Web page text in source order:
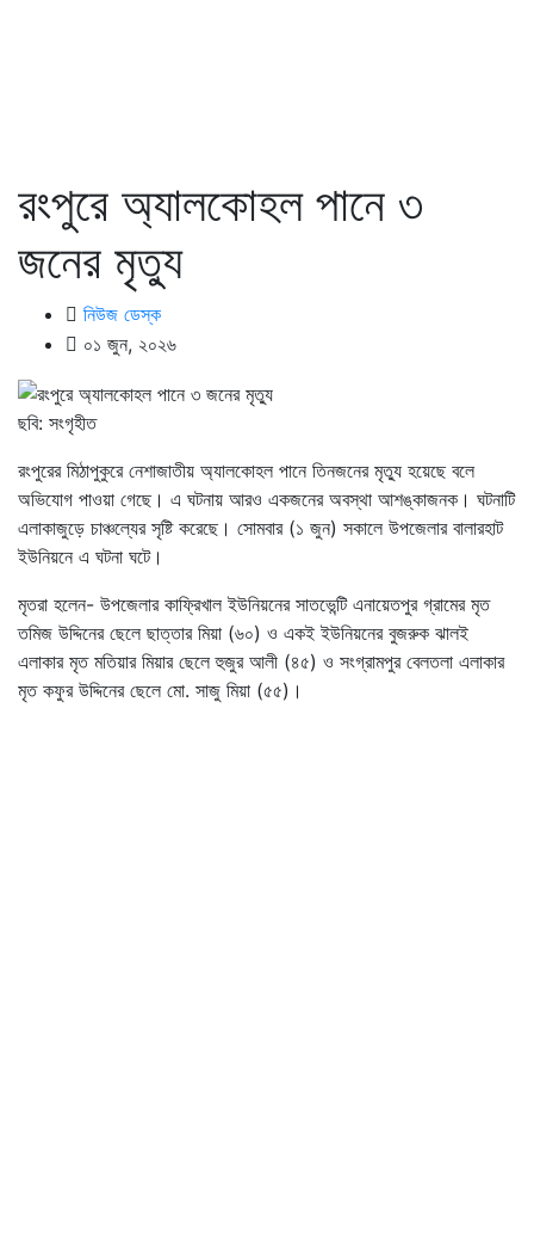
রংপুরে অ্যালকোহল পানে ৩
জনের মৃত্যু
নিউজ ডেস্ক
০১ জুন, ২০২৬
ছবি: সংগৃহীত
রংপুরের মিঠাপুকুরে নেশাজাতীয় অ্যালকোহল পানে তিনজনের মৃত্যু হয়েছে বলে
অভিযোগ পাওয়া গেছে। এ ঘটনায় আরও একজনের অবস্থা আশঙ্কাজনক। ঘটনাটি
এলাকাজুড়ে চাঞ্চল্যের সৃষ্টি করেছে। সোমবার (১ জুন) সকালে উপজেলার বালারহাট
ইউনিয়নে এ ঘটনা ঘটে।
মৃতরা হলেন- উপজেলার কাফ্রিখাল ইউনিয়নের সাতভেন্টি এনায়েতপুর গ্রামের মৃত
তমিজ উদ্দিনের ছেলে ছাত্তার মিয়া (৬০) ও একই ইউনিয়নের বুজরুক ঝালই
এলাকার মৃত মতিয়ার মিয়ার ছেলে হুজুর আলী (৪৫) ও সংগ্রামপুর বেলতলা এলাকার
মৃত কফুর উদ্দিনের ছেলে মো. সাজু মিয়া (৫৫)।